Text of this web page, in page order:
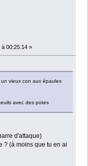
à 00:25:14 »
vieux con aux épaules
avec des potes
d'attaque)
? (à moins que tu en ai